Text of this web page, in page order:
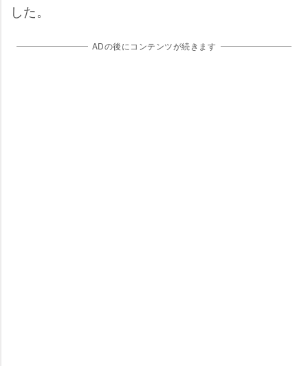
した。
ADの後にコンテンツが続きます